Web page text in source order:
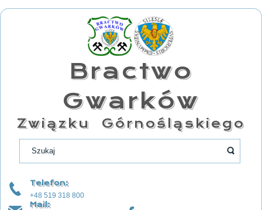
Bractwo
Gwarków
Związku Górnośląskiego
Telefon:
+48 519 318 800
Mail: